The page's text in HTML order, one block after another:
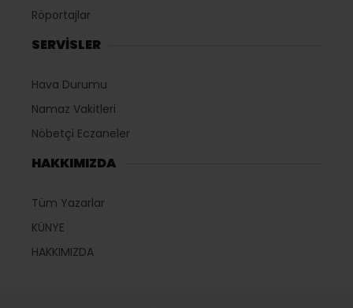
Röportajlar
SERVİSLER
Hava Durumu
Namaz Vakitleri
Nöbetçi Eczaneler
HAKKIMIZDA
Tüm Yazarlar
KÜNYE
HAKKIMIZDA